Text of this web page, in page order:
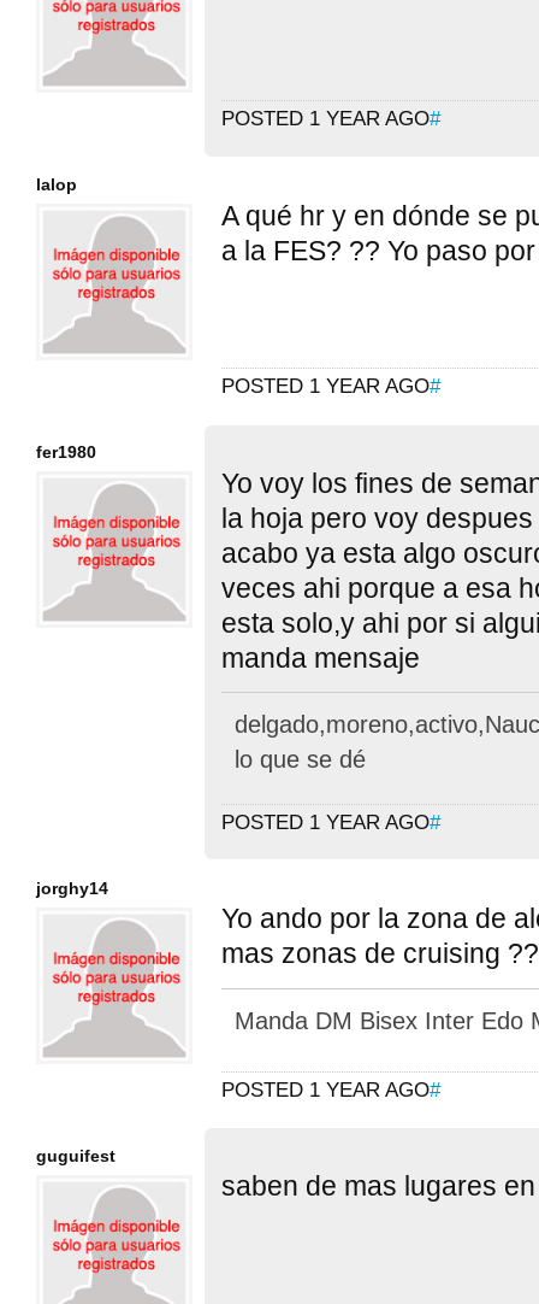
POSTED 1 YEAR AGO#
lalop
A qué hr y en dónde se
a la FES? ?? Yo paso
POSTED 1 YEAR AGO#
fer1980
Yo voy los fines de
la hoja pero voy
acabo ya esta algo
veces ahi porque a esa
esta solo,y ahi por si
manda mensaje
lo que se dé
POSTED 1 YEAR AGO#
jorghy14
Yo ando por la zona de
mas zonas de cruising ??
Manda DM Bisex Inter Edo
POSTED 1 YEAR AGO#
guguifest
saben de mas lugares